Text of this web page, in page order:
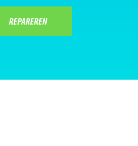
REPAREREN